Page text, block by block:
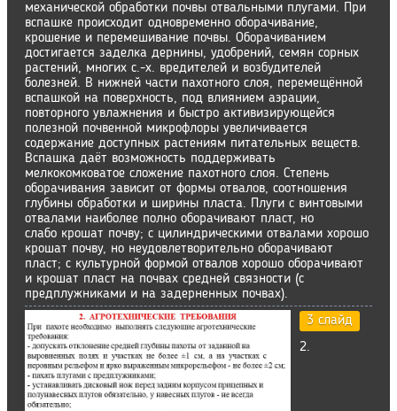
механической обработки почвы отвальными плугами. При
вспашке происходит одновременно оборачивание,
крошение и перемешивание почвы. Оборачиванием
достигается заделка дернины, удобрений, семян сорных
растений, многих с.-х. вредителей и возбудителей
болезней. В нижней части пахотного слоя, перемещённой
вспашкой на поверхность, под влиянием аэрации,
повторного увлажнения и быстро активизирующейся
полезной почвенной микрофлоры увеличивается
содержание доступных растениям питательных веществ.
Вспашка даёт возможность поддерживать
мелкокомковатое сложение пахотного слоя. Степень
оборачивания зависит от формы отвалов, соотношения
глубины обработки и ширины пласта. Плуги с винтовыми
отвалами наиболее полно оборачивают пласт, но
слабо крошат почву; с цилиндрическими отвалами хорошо
крошат почву, но неудовлетворительно оборачивают
пласт; с культурной формой отвалов хорошо оборачивают
и крошат пласт на почвах средней связности (с
предплужниками и на задерненных почвах).
3 слайд
2.